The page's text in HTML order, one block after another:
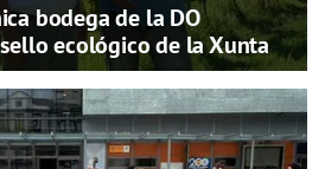
bodega de la DO
ecológico de la Xunta